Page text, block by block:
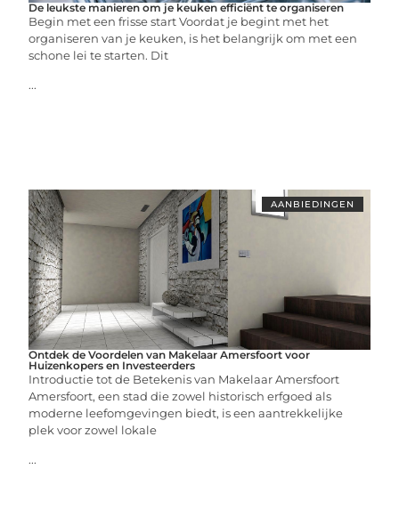
De leukste manieren om je keuken efficiënt te organiseren
Begin met een frisse start Voordat je begint met het
organiseren van je keuken, is het belangrijk om met een
schone lei te starten. Dit
...
AANBIEDINGEN
Ontdek de Voordelen van Makelaar Amersfoort voor
Huizenkopers en Investeerders
Introductie tot de Betekenis van Makelaar Amersfoort
Amersfoort, een stad die zowel historisch erfgoed als
moderne leefomgevingen biedt, is een aantrekkelijke
plek voor zowel lokale
...